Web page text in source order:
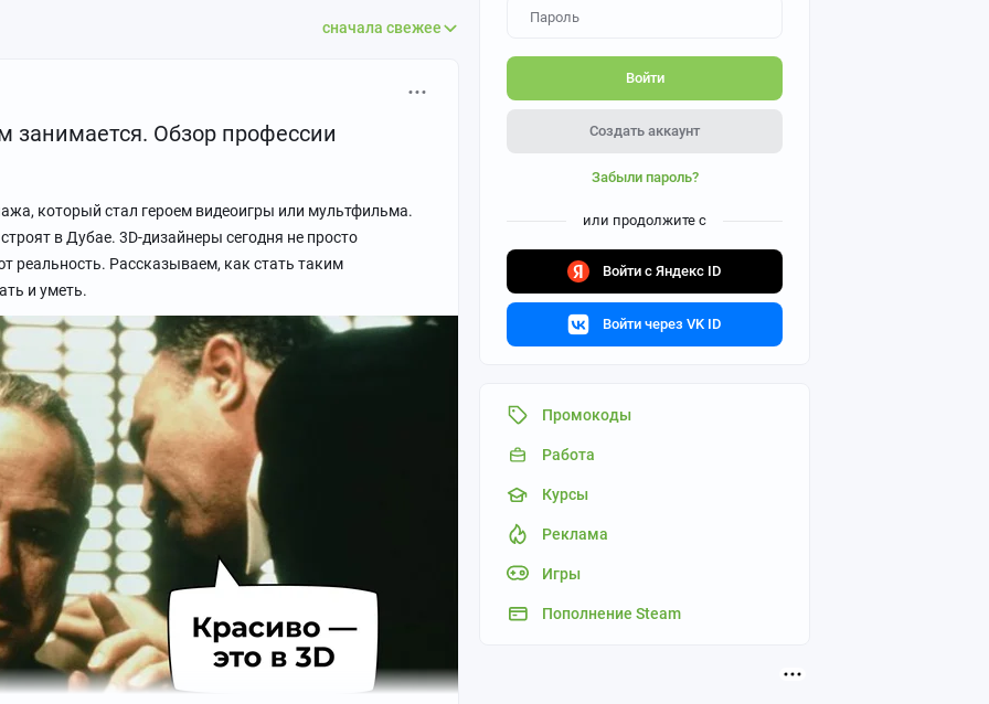
Войти
Создать аккаунт
Забыли пароль?
или продолжите с
Войти с Яндекс ID
Войти через VK ID
Промокоды
Работа
Курсы
Реклама
Игры
Пополнение Steam
сначала свежее
занимается. Обзор профессии
который стал героем видеоигры или мультфильма.
в Дубае. 3D-дизайнеры сегодня не просто
реальность. Рассказываем, как стать таким
и уметь.